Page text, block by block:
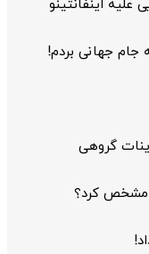
علیه اینفانتینو
جام جهانی بردم!
گروهی
مشخص کرد؟